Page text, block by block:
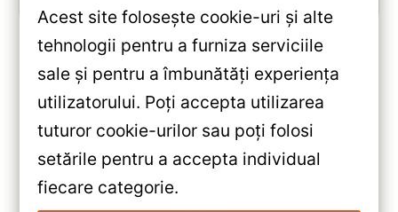
«Navigatie Auto Teyes CC3L
WiFi Skoda Superb 3 2015-
2019 2+32GB 10.2” IPS Quad-
core 1.3Ghz — Recenzie
Navigatie Auto Teyes CC3L 9″
Acest site folosește cookie-uri și alte
tehnologii pentru a furniza serviciile
sale și pentru a îmbunătăți experiența
utilizatorului. Poți accepta utilizarea
tuturor cookie-urilor sau poți folosi
setările pentru a accepta individual
fiecare categorie.